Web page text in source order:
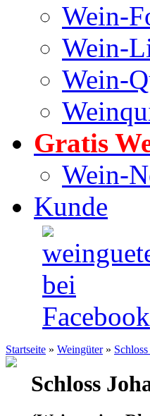
Wein-
Wein-
Wein-
Gratis
Wein-
Kunde
Startseite » Weingüter »
Schloss